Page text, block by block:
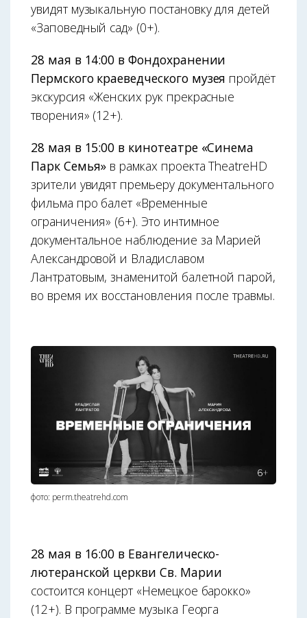
увидят музыкальную постановку для детей
«Заповедный сад» (0+).
28 мая в 14:00 в Фондохранении
Пермского краеведческого музея пройдёт
экскурсия «Женских рук прекрасные
творения» (12+).
28 мая в 15:00 в кинотеатре «Синема
Парк Семья» в рамках проекта TheatreHD
зрители увидят премьеру документального
фильма про балет «Временные
ограничения» (6+). Это интимное
документальное наблюдение за Марией
Александровой и Владиславом
Лантратовым, знаменитой балетной парой,
во время их восстановления после травмы.
фото: perm.theatrehd.com
28 мая в 16:00 в Евангелическо-
лютеранской церкви Св. Марии
состоится концерт «Немецкое барокко»
(12+). В программе музыка Георга